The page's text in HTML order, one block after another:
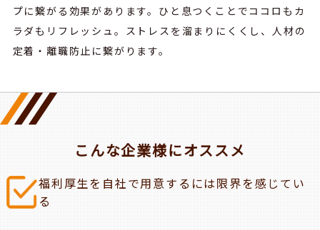
プに繋がる効果があります。 ひと息つくことでココロもカ
ラダもリフレッシュ。ストレスを溜まりにくくし、人材の
定着・離職防止に繋がります。
こんな企業様にオススメ
福利厚生を自社で用意するには限界を感じてい
る